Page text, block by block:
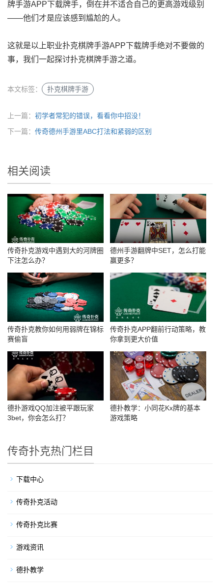
牌手游APP下载牌手，倒在并不适合自己的更高游戏级别
——他们才是应该感到尴尬的人。
这就是以上职业扑克棋牌手游APP下载牌手绝对不要做的
事，我们一起探讨扑克棋牌手游之道。
本文标签： 扑克棋牌手游
上一篇： 初学者常犯的错误，看看你中招没！
下一篇： 传奇德州手游里ABC打法和紧弱的区别
相关阅读
传奇扑克游戏中遇到大的河牌圈
下注怎么办？
德州手游翻牌中SET，怎么打能
赢更多？
传奇扑克教你如何用弱牌在锦标
赛偷盲
传奇扑克APP翻前行动策略，教
你拿到更大价值
德扑游戏QQ加注被平跟玩家
3bet，你会怎么打？
德扑教学：小同花Kx牌的基本
游戏策略
传奇扑克热门栏目
下载中心
传奇扑克活动
传奇扑克比赛
游戏资讯
德扑教学